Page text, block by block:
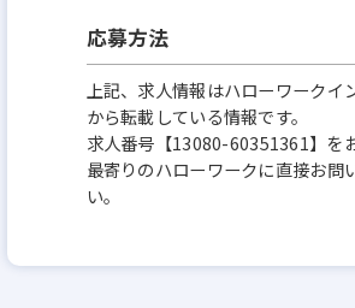
応募方法
上記、求人情報はハローワークイ
から転載している情報です。
求人番号【13080-60351361】を
最寄りのハローワークに直接お問
い。